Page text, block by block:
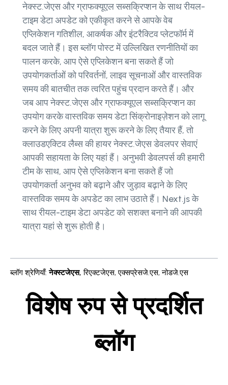
नेक्स्ट.जेएस और ग्राफक्यूएल सब्सक्रिप्शन के साथ रीयल-
टाइम डेटा अपडेट को एकीकृत करने से आपके वेब
एप्लिकेशन गतिशील, आकर्षक और इंटरैक्टिव प्लेटफॉर्म में
बदल जाते हैं। इस ब्लॉग पोस्ट में उल्लिखित रणनीतियों का
पालन करके, आप ऐसे एप्लिकेशन बना सकते हैं जो
उपयोगकर्ताओं को परिवर्तनों, लाइव सूचनाओं और वास्तविक
समय की बातचीत तक त्वरित पहुंच प्रदान करते हैं। और
जब आप नेक्स्ट.जेएस और ग्राफक्यूएल सब्सक्रिप्शन का
उपयोग करके वास्तविक समय डेटा सिंक्रोनाइज़ेशन को लागू
करने के लिए अपनी यात्रा शुरू करने के लिए तैयार हैं, तो
क्लाउडएक्टिव लैब्स की हायर नेक्स्ट.जेएस डेवलपर सेवाएं
आपकी सहायता के लिए यहां हैं। अनुभवी डेवलपर्स की हमारी
टीम के साथ, आप ऐसे एप्लिकेशन बना सकते हैं जो
उपयोगकर्ता अनुभव को बढ़ाने और जुड़ाव बढ़ाने के लिए
वास्तविक समय के अपडेट का लाभ उठाते हैं। Next.js के
साथ रीयल-टाइम डेटा अपडेट को सशक्त बनाने की आपकी
यात्रा यहां से शुरू होती है।
ब्लॉग श्रेणियाँ: नेक्स्टजेएस, रिएक्टजेएस,एक्सप्रेसजे.एस,नोडजे.एस
विशेष रुप से प्रदर्शित
ब्लॉग